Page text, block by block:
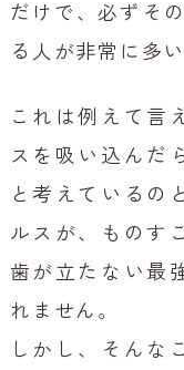
だけで、必ずそ
る人が非常に多
これは例えて言
スを吸い込んだ
と考えているの
ルスが、ものす
歯が立たない最
れません。
しかし、そんな